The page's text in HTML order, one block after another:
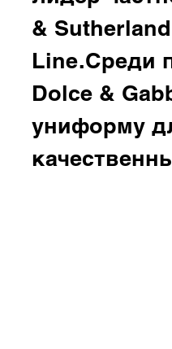
&
Line.Среди
Dolce &
униформу